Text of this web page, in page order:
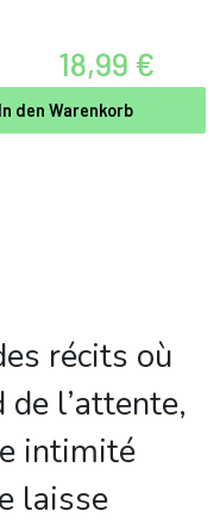
18,99 €
In den Warenkorb
récits où
l’attente,
intimité
laisse